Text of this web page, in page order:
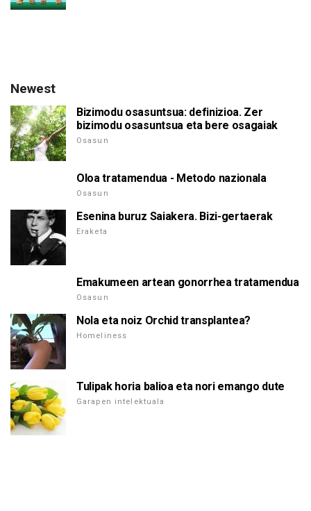
Newest
Bizimodu osasuntsua: definizioa. Zer
bizimodu osasuntsua eta bere osagaiak
Osasun
Oloa tratamendua - Metodo nazionala
Osasun
Esenina buruz Saiakera. Bizi-gertaerak
Eraketa
Emakumeen artean gonorrhea tratamendua
Osasun
Nola eta noiz Orchid transplantea?
Homeliness
Tulipak horia balioa eta nori emango dute
Garapen intelektuala